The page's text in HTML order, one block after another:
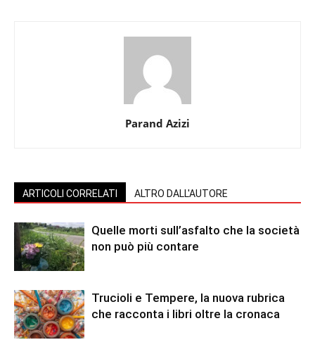
Parand Azizi
ARTICOLI CORRELATI ALTRO DALL'AUTORE
Quelle morti sull’asfalto che la società
non può più contare
Trucioli e Tempere, la nuova rubrica
che racconta i libri oltre la cronaca